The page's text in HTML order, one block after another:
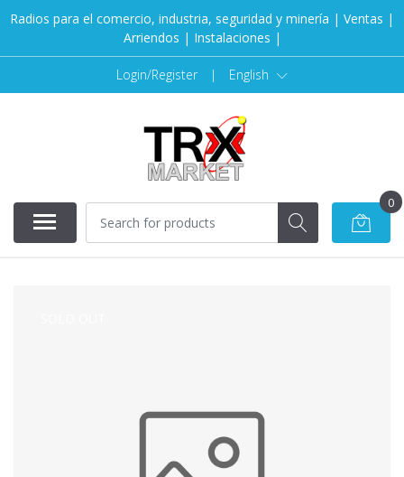
Radios para el comercio, industria, seguridad y minería | Ventas |
Arriendos | Instalaciones |
Login/Register | English
0